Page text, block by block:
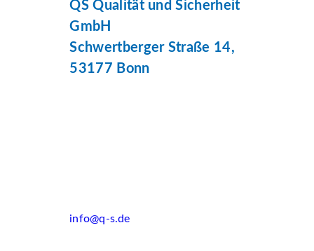
QS Qualität und Sicherheit
GmbH
Schwertberger Straße 14,
53177 Bonn
info@q-s.de